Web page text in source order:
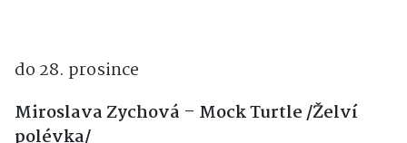
do 28. prosince
Miroslava Zychová – Mock Turtle /Želví
polévka/